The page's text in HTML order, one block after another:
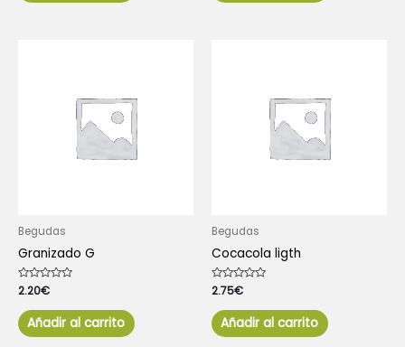
Begudas
Granizado G
Valorado
con
de
5
2.20€
Añadir al carrito
Begudas
Cocacola ligth
Valorado
con
de
5
2.75€
Añadir al carrito